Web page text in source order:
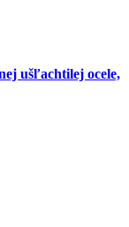
ušľachtilej ocele,